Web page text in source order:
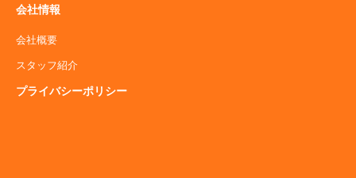
会社情報
会社概要
スタッフ紹介
プライバシーポリシー